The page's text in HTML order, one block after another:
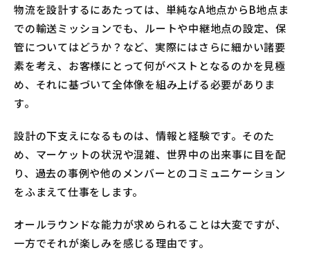
物流を設計するにあたっては、単純なA地点からB地点ま
での輸送ミッションでも、ルートや中継地点の設定、保
管についてはどうか？など、実際にはさらに細かい諸要
素を考え、お客様にとって何がベストとなるのかを見極
め、それに基づいて全体像を組み上げる必要がありま
す。
設計の下支えになるものは、情報と経験です。そのた
め、マーケットの状況や混雑、世界中の出来事に目を配
り、過去の事例や他のメンバーとのコミュニケーション
をふまえて仕事をします。
オールラウンドな能力が求められることは大変ですが、
一方でそれが楽しみを感じる理由です。